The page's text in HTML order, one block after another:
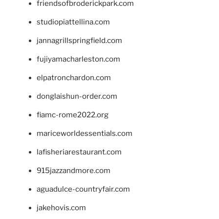
friendsofbroderickpark.com
studiopiattellina.com
jannagrillspringfield.com
fujiyamacharleston.com
elpatronchardon.com
donglaishun-order.com
fiamc-rome2022.org
mariceworldessentials.com
lafisheriarestaurant.com
915jazzandmore.com
aguadulce-countryfair.com
jakehovis.com